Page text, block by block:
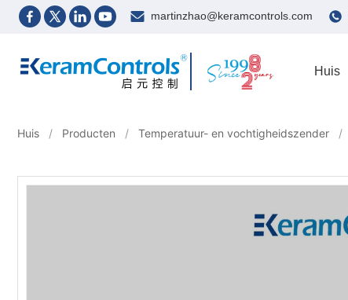
martinzhao@keramcontrols.com
Huis
Huis / Producten / Temperatuur- en vochtigheidszender /